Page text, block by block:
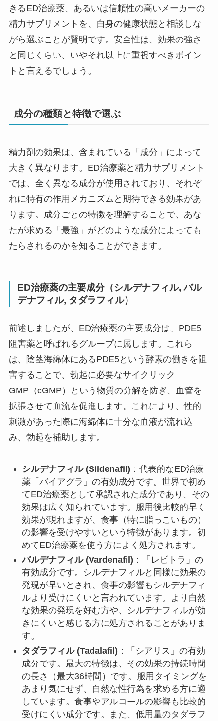
きるED治療薬、あるいは信頼性の高いメーカーの
精力サプリメントを、自身の健康状態と相談しな
がら選ぶことが賢明です。安全性は、効果の強さ
と同じくらい、いやそれ以上に重視すべきポイン
トと言えるでしょう。
成分の種類と特徴で選ぶ
精力剤の効果は、含まれている「成分」によって
大きく異なります。ED治療薬と精力サプリメント
では、全く異なる成分が使用されており、それぞ
れに特有の作用メカニズムと期待できる効果があ
ります。成分ごとの特徴を理解することで、あな
たが求める「最強」がどのような成分によっても
たらされるのかを知ることができます。
ED治療薬の主要成分（シルデナフィル, バル
デナフィル, タダラフィル）
前述しましたが、ED治療薬の主要成分は、PDE5
阻害薬と呼ばれるグループに属します。これら
は、陰茎海綿体にあるPDE5という酵素の働きを阻
害することで、勃起に必要なサイクリック
GMP（cGMP）という物質の分解を防ぎ、血管を
拡張させて血流を促進します。これにより、性的
刺激があった際に海綿体に十分な血液が流れ込
み、勃起を補助します。
シルデナフィル (Sildenafil) ：代表的なED治療
薬「バイアグラ」の有効成分です。世界で初め
てED治療薬として承認された成分であり、その
効果は広く知られています。服用後比較的早く
効果が現れますが、食事（特に脂っこいもの）
の影響を受けやすいという特徴があります。初
めてED治療薬を使う方によく処方されます。
バルデナフィル (Vardenafil) ：「レビトラ」の
有効成分です。シルデナフィルと同様に効果の
発現が早いとされ、食事の影響もシルデナフィ
ルより受けにくいと言われています。より自然
な効果の発現を好む方や、シルデナフィルが効
きにくいと感じる方に処方されることがありま
す。
タダラフィル (Tadalafil) ：「シアリス」の有効
成分です。最大の特徴は、その効果の持続時間
の長さ（最大36時間）です。服用タイミングを
あまり気にせず、自然な性行為を求める方に適
しています。食事やアルコールの影響も比較的
受けにくい成分です。また、低用量のタダラフ